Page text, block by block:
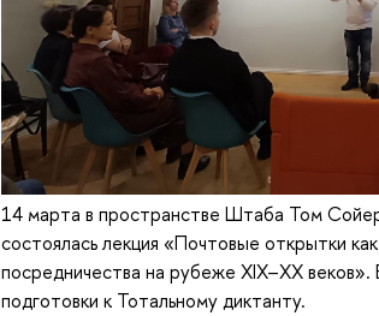
14 марта в пространстве Штаба Том
состоялась лекция «Почтовые открытки
посредничества на рубеже XIX–XX
подготовки к Тотальному диктанту.